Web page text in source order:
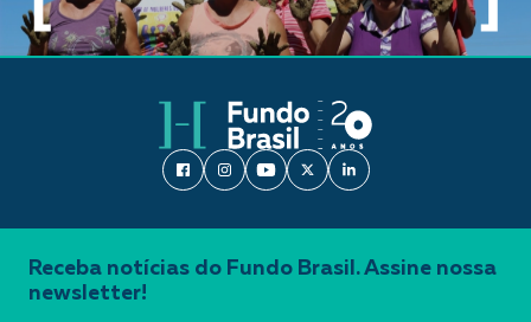
Receba notícias do Fundo Brasil. Assine nossa
newsletter!